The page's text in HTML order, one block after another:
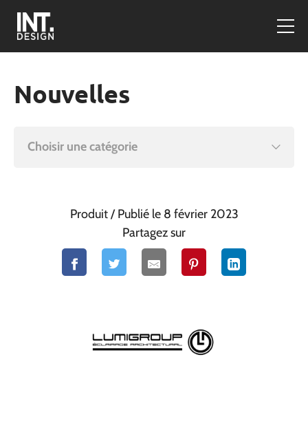
Nouvelles
Choisir une catégorie
Produit/ Publié le 8 février 2023
Partagez sur